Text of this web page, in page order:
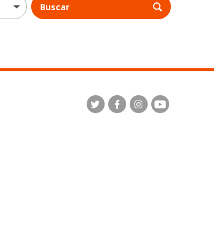
Buscar